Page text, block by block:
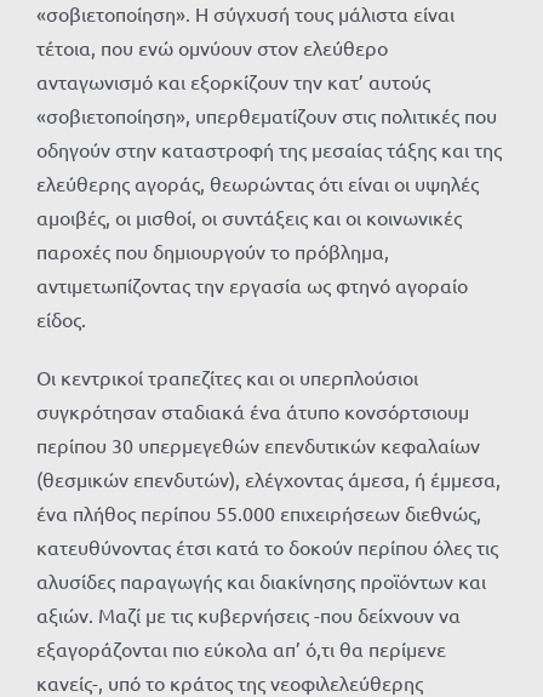
«σοβιετοποίηση». Η σύγχυσή τους μάλιστα είναι
τέτοια, που ενώ ομνύουν στον ελεύθερο
ανταγωνισμό και εξορκίζουν την κατ’ αυτούς
«σοβιετοποίηση», υπερθεματίζουν στις πολιτικές που
οδηγούν στην καταστροφή της μεσαίας τάξης και της
ελεύθερης αγοράς, θεωρώντας ότι είναι οι υψηλές
αμοιβές, οι μισθοί, οι συντάξεις και οι κοινωνικές
παροχές που δημιουργούν το πρόβλημα,
αντιμετωπίζοντας την εργασία ως φτηνό αγοραίο
είδος.
Οι κεντρικοί τραπεζίτες και οι υπερπλούσιοι
συγκρότησαν σταδιακά ένα άτυπο κονσόρτσιουμ
περίπου 30 υπερμεγεθών επενδυτικών κεφαλαίων
(θεσμικών επενδυτών), ελέγχοντας άμεσα, ή έμμεσα,
ένα πλήθος περίπου 55.000 επιχειρήσεων διεθνώς,
κατευθύνοντας έτσι κατά το δοκούν περίπου όλες τις
αλυσίδες παραγωγής και διακίνησης προϊόντων και
αξιών. Μαζί με τις κυβερνήσεις -που δείχνουν να
εξαγοράζονται πιο εύκολα απ’ ό,τι θα περίμενε
κανείς-, υπό το κράτος της νεοφιλελεύθερης